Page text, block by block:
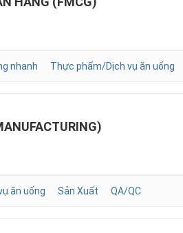
nhanh Thực phẩm/Dịch vụ ăn uống
ăn uống Sản Xuất QA/QC